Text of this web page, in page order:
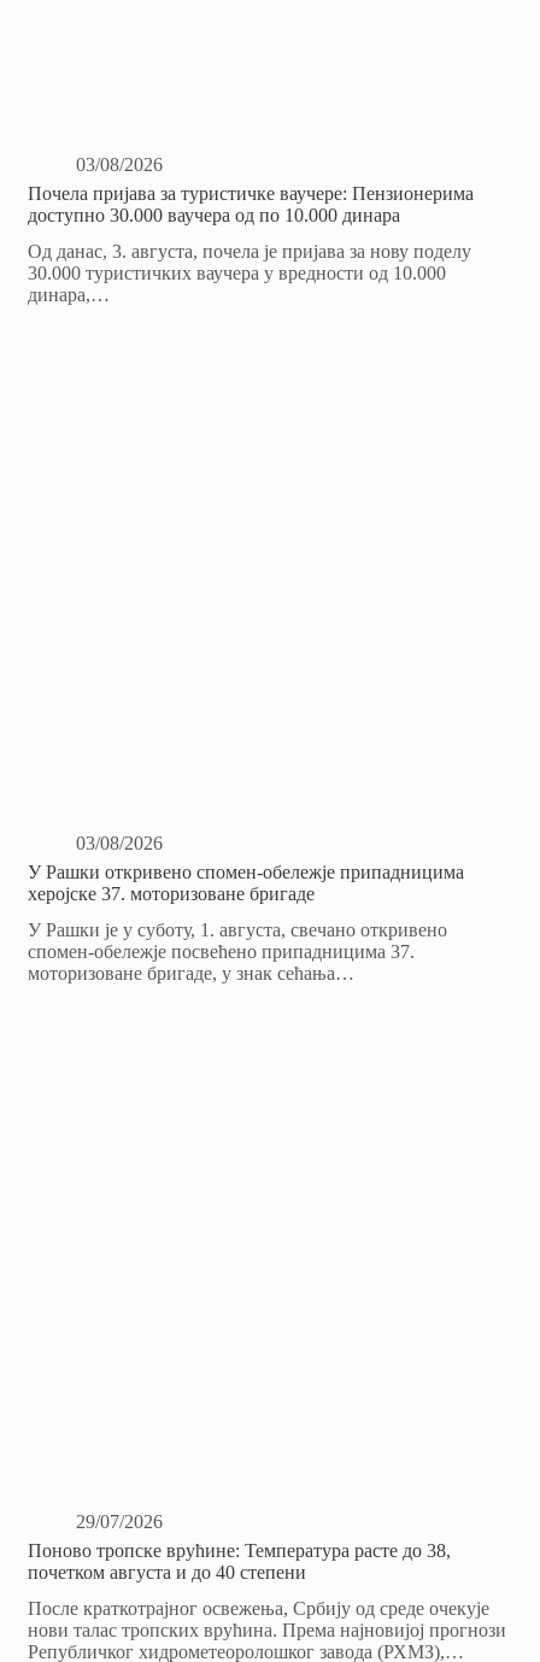
03/08/2026
Почела пријава за туристичке ваучере: Пензионерима
доступно 30.000 ваучера од по 10.000 динара
Од данас, 3. августа, почела је пријава за нову поделу
30.000 туристичких ваучера у вредности од 10.000
динара,…
03/08/2026
У Рашки откривено спомен-обележје припадницима
херојске 37. моторизоване бригаде
У Рашки је у суботу, 1. августа, свечано откривено
спомен-обележје посвећено припадницима 37.
моторизоване бригаде, у знак сећања…
29/07/2026
Поново тропске врућине: Температура расте до 38,
почетком августа и до 40 степени
После краткотрајног освежења, Србију од среде очекује
нови талас тропских врућина. Према најновијој прогнози
Републичког хидрометеоролошког завода (РХМЗ),…